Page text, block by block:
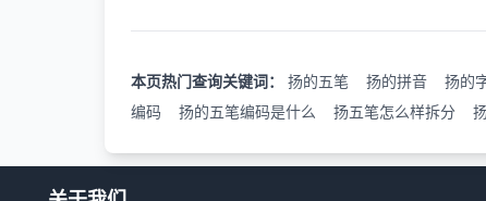
本页热门查询关键词： 扬的五笔 扬的拼音 扬的
编码
扬的五笔编码是什么 扬五笔怎么样拆分